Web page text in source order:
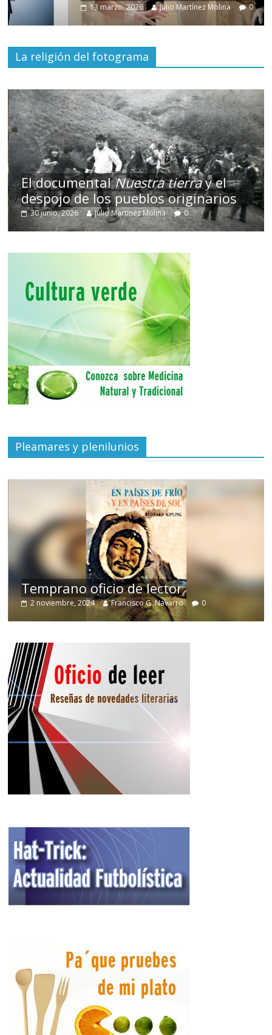
13 marzo, 2026 Julio Martínez Molina 0
La religión del fotograma
El documentalNuestra tierray el
despojo de los pueblos originarios
30 junio, 2026 Julio Martínez Molina 0
Pleamares y plenilunios
Temprano oficio de lector
2 noviembre, 2024 Francisco G. Navarro 0